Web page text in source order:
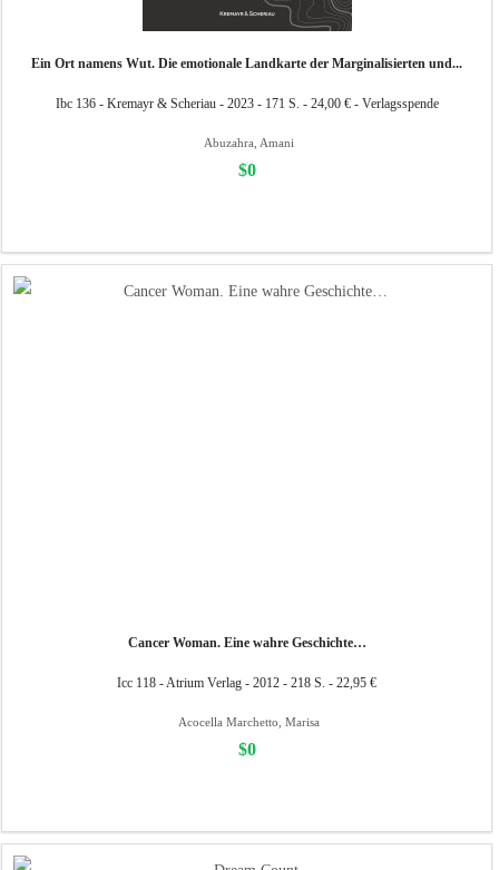
Ein Ort namens Wut. Die emotionale Landkarte der Marginalisierten und...
Ibc 136 - Kremayr & Scheriau - 2023 - 171 S. - 24,00 € - Verlagsspende
Abuzahra, Amani
$0
Cancer Woman. Eine wahre Geschichte…
Icc 118 - Atrium Verlag - 2012 - 218 S. - 22,95 €
Acocella Marchetto, Marisa
$0